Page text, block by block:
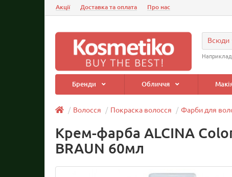
Акції Доставка та оплата Про нас
Всюди
Бренди Обличчя
Волосся Покраска волосся Фарби для
Крем-фарба ALCINA
BRAUN 60мл